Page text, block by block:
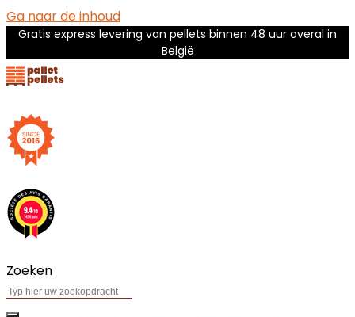
Ga naar de inhoud
Gratis express levering van pellets binnen 48 uur overal in
België
Zoeken